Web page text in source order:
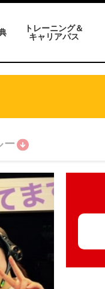
トレーニング＆
キャリアパス
ー